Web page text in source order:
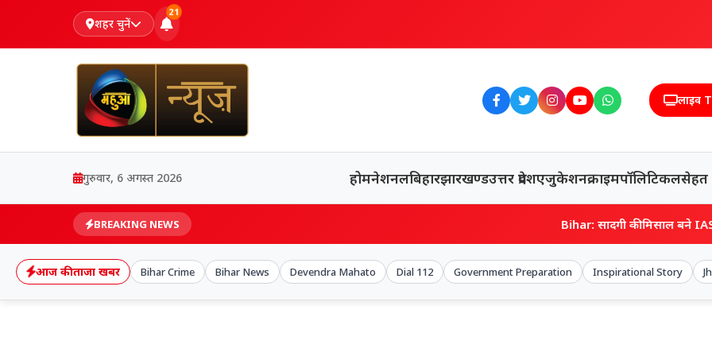
शहर चुनें
21
लाइव
गुरुवार, 6 अगस्त 2026 होमनेशनलबिहारझारखण्डउत्तर प्रदेशएजुकेशनक्राइमपॉलिटिकलसेहत
BREAKING NEWS Bihar: सादगी की मिसाल बने IAS शेखर आनंद,
आज की ताजा खबर Bihar Crime Bihar News Devendra Mahato Dial 112 Government Preparation Inspirational Story